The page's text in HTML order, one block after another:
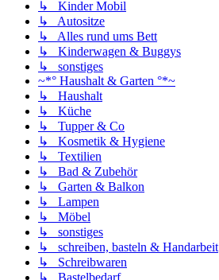
↳ Kinder Mobil
↳ Autositze
↳ Alles rund ums Bett
↳ Kinderwagen & Buggys
↳ sonstiges
~*° Haushalt & Garten °*~
↳ Haushalt
↳ Küche
↳ Tupper & Co
↳ Kosmetik & Hygiene
↳ Textilien
↳ Bad & Zubehör
↳ Garten & Balkon
↳ Lampen
↳ Möbel
↳ sonstiges
↳ schreiben, basteln & Handarbeit
↳ Schreibwaren
↳ Bastelbedarf